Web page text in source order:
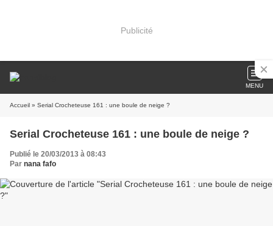
Publicité
MENU
Accueil » Serial Crocheteuse 161 : une boule de neige ?
Serial Crocheteuse 161 : une boule de neige ?
Publié le 20/03/2013 à 08:43
Par nana fafo